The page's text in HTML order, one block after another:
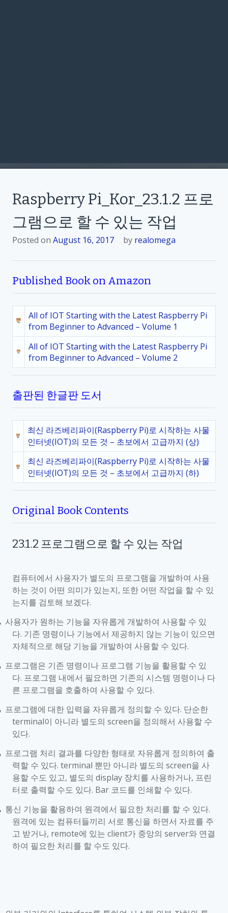
Raspberry Pi_Kor_23.1.2 프로
그램으로 할 수 있는 작업
Posted on August 16, 2017 by realomega
Published Book on Amazon
All of IOT Starting with the Latest Raspberry Pi
from Beginner to Advanced – Volume 1
All of IOT Starting with the Latest Raspberry Pi
from Beginner to Advanced – Volume 2
출판된 한글판 도서
최신 라즈베리파이(Raspberry Pi)로 시작하는 사물
인터넷(IOT)의 모든 것 – 초보에서 고급까지 (상)
최신 라즈베리파이(Raspberry Pi)로 시작하는 사물
인터넷(IOT)의 모든 것 – 초보에서 고급까지 (하)
Original Book Contents
23.1.2 프로그램으로 할 수 있는 작업
컴퓨터에서 사용자가 별도의 프로그램을 개발하여 사용
하는 것이 어떤 의미가 있는지, 또한 어떤 작업을 할 수 있
는지를 검토해 보겠다.
사용자가 원하는 기능을 자유롭게 개발하여 사용할 수 있
다. 기존 명령이나 기능에서 제공하지 않는 기능이 있으면
자체적으로 해당 기능을 개발하여 사용할 수 있다.
프로그램은 기존 명령이나 프로그램 기능을 활용할 수 있
다. 프로그램 내에서 필요하면 기존의 시스템 명령이나 다
른 프로그램을 호출하여 사용할 수 있다.
프로그램에 대한 입력을 자유롭게 정의할 수 있다. 단순한
terminal이 아니라 별도의 screen을 정의해서 사용할 수
있다.
프로그램 처리 결과를 다양한 형태로 자유롭게 정의하여 출
력할 수 있다. terminal 뿐만 아니라 별도의 screen을 사
용할 수도 있고, 별도의 display 장치를 사용하거나, 프린
터로 출력할 수도 있다. Bar 코드를 인쇄할 수 있다.
통신 기능을 활용하여 원격에서 필요한 처리를 할 수 있다.
원격에 있는 컴퓨터들끼리 서로 통신을 하면서 자료를 주
고 받거나, remote에 있는 client가 중앙의 server와 연결
하여 필요한 처리를 할 수도 있다.